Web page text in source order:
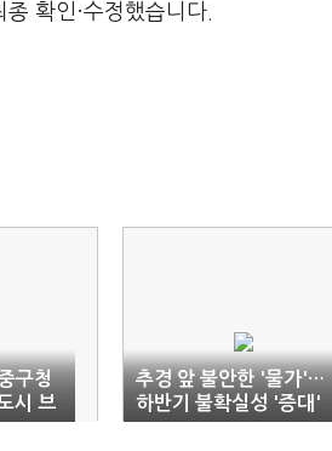
확인·수정했습니다.
구청
시 브
어로
추경 앞 불안한 '물가'…
하반기 불확실성 '증대'